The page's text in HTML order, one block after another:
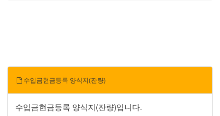
수입금현금등록 양식지(잔량)
수입금현금등록 양식지(잔량)입니다.